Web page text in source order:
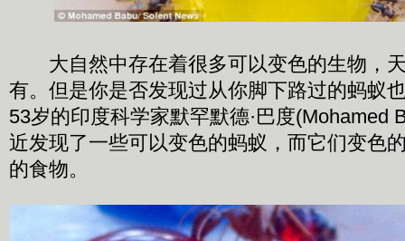
大自然中存在着很多可以变色的生物，
有。但是你是否发现过从你脚下路过的蚂蚁
53岁的印度科学家默罕默德·巴度(Mohamed
近发现了一些可以变色的蚂蚁，而它们变色
的食物。